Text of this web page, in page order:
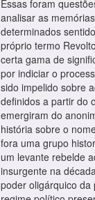
Essas foram
analisar as
determinados
próprio termo
certa gama de
por indiciar o
sido impelido sobre
definidos a partir do
emergiram do
história sobre o
fora uma grupo
um levante rebelde
insurgente na
poder oligárquico